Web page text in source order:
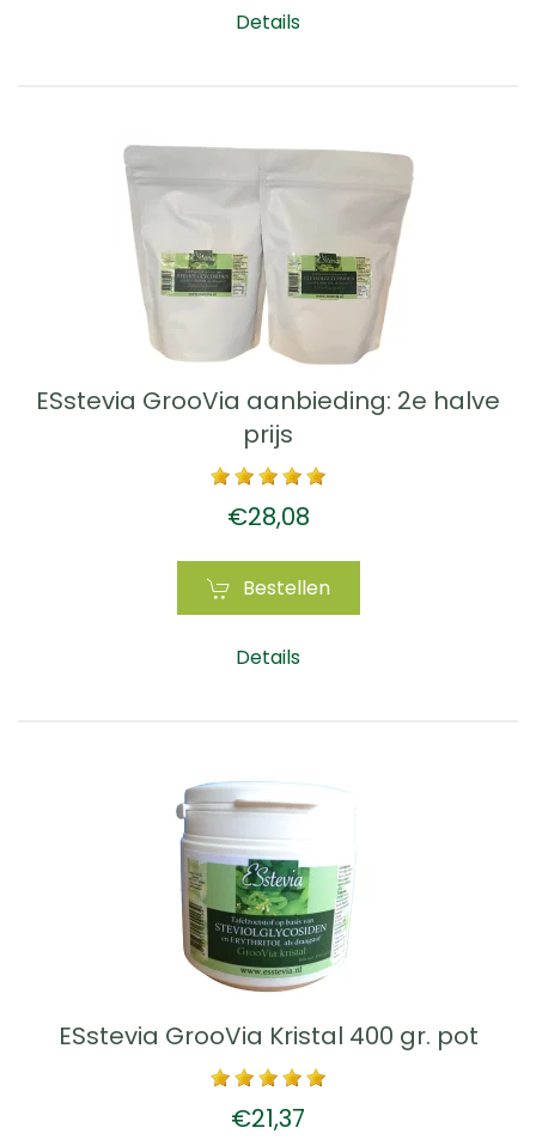
Details
ESstevia GrooVia aanbieding: 2e halve
prijs
€28,08
Bestellen
Details
ESstevia GrooVia Kristal 400 gr. pot
€21,37